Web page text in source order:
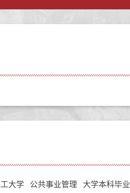
工大学 公共事业管理 大学本科毕业